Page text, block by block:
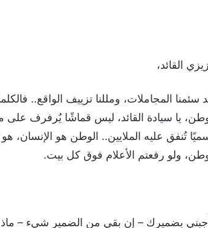
القائد،
سئمنا المجاملات، ومللنا تزييف الواقع..
يا سيادة القائد، ليس قماشًا يُرفرف على
تُنفق عليه الملايين.. الوطن هو
ولو رفعتم الأعلام فوق كل بيت.
بضميرك – إن بقي من الضمير شيء –